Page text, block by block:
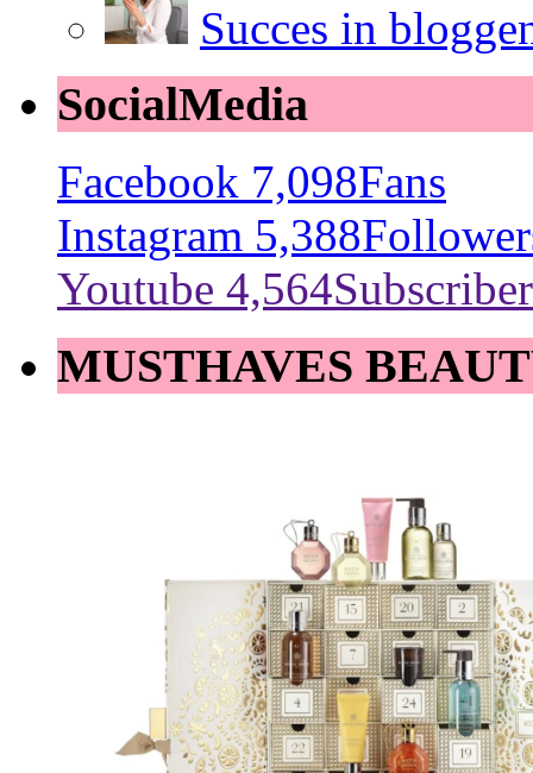
Succes in
SocialMedia
Facebook 7,098Fans
Instagram 5,388
Youtube 4,564Subscriber
MUSTHAVES